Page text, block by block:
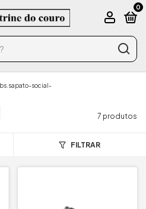
0
social-
7 produtos
FILTRAR